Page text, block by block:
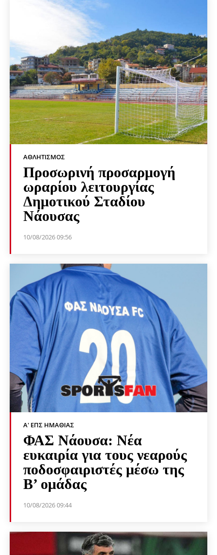
ΑΘΛΗΤΙΣΜΌΣ
Προσωρινή προσαρμογή
ωραρίου λειτουργίας
Δημοτικού Σταδίου
Νάουσας
10/08/2026 09:56
Α' ΕΠΣ ΗΜΑΘΊΑΣ
ΦΑΣ Νάουσα: Νέα
ευκαιρία για τους νεαρούς
ποδοσφαιριστές μέσω της
Β’ ομάδας
10/08/2026 09:44